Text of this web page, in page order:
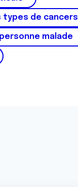
types de cancers
malade